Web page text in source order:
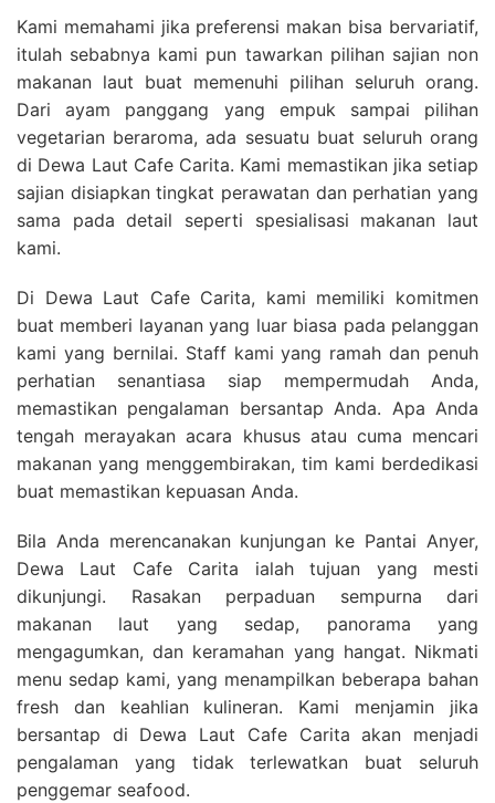
Kami memahami jika preferensi makan bisa bervariatif,
itulah sebabnya kami pun tawarkan pilihan sajian non
makanan laut buat memenuhi pilihan seluruh orang.
Dari ayam panggang yang empuk sampai pilihan
vegetarian beraroma, ada sesuatu buat seluruh orang
di Dewa Laut Cafe Carita. Kami memastikan jika setiap
sajian disiapkan tingkat perawatan dan perhatian yang
sama pada detail seperti spesialisasi makanan laut
kami.
Di Dewa Laut Cafe Carita, kami memiliki komitmen
buat memberi layanan yang luar biasa pada pelanggan
kami yang bernilai. Staff kami yang ramah dan penuh
perhatian senantiasa siap mempermudah Anda,
memastikan pengalaman bersantap Anda. Apa Anda
tengah merayakan acara khusus atau cuma mencari
makanan yang menggembirakan, tim kami berdedikasi
buat memastikan kepuasan Anda.
Bila Anda merencanakan kunjungan ke Pantai Anyer,
Dewa Laut Cafe Carita ialah tujuan yang mesti
dikunjungi. Rasakan perpaduan sempurna dari
makanan laut yang sedap, panorama yang
mengagumkan, dan keramahan yang hangat. Nikmati
menu sedap kami, yang menampilkan beberapa bahan
fresh dan keahlian kulineran. Kami menjamin jika
bersantap di Dewa Laut Cafe Carita akan menjadi
pengalaman yang tidak terlewatkan buat seluruh
penggemar seafood.